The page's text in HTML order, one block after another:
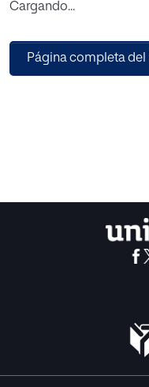
funcionamiento
actividad en el aula.
actividades utilizando
Cargando...
Página completa del